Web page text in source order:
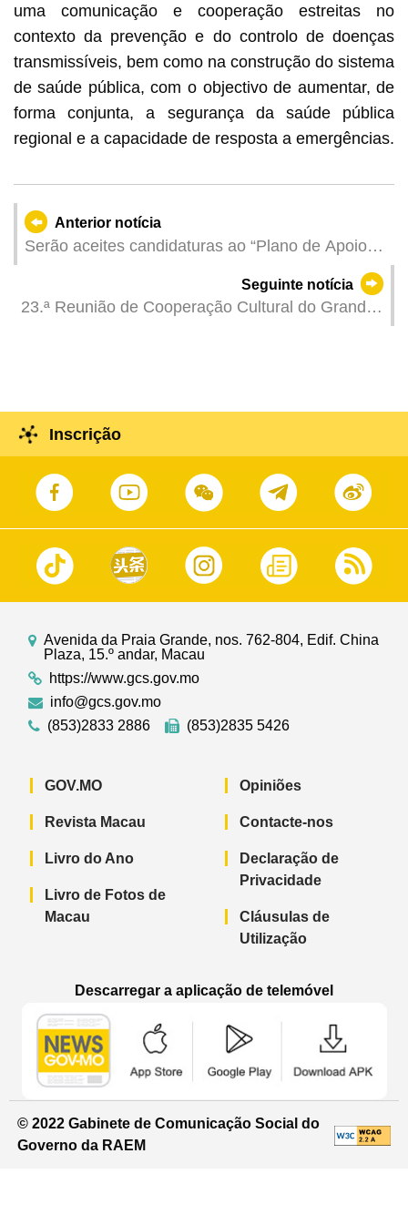
uma comunicação e cooperação estreitas no
contexto da prevenção e do controlo de doenças
transmissíveis, bem como na construção do sistema
de saúde pública, com o objectivo de aumentar, de
forma conjunta, a segurança da saúde pública
regional e a capacidade de resposta a emergências.
Anterior notícia
Serão aceites candidaturas ao “Plano de Apoio
Espectáculos Culturais de 2025”Seguinte notícia
23.ª Reunião de Cooperação Cultural do Grande
Inscrição
Avenida da Praia Grande, nos. 762-804, Edif. China
Plaza, 15.º andar, Macau
https://www.gcs.gov.mo
info@gcs.gov.mo
(853)2833 2886
(853)2835 5426
GOV.MO
Revista Macau
Livro do Ano
Livro de Fotos de
Macau
Opiniões
Contacte-nos
Declaração de
Privacidade
Cláusulas de
Utilização
Descarregar a aplicação de telemóvel
© 2022 Gabinete de Comunicação Social do
Governo da RAEM